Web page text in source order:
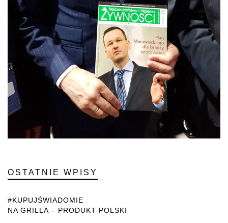
OSTATNIE WPISY
#KUPUJŚWIADOMIE
NA GRILLA – PRODUKT POLSKI